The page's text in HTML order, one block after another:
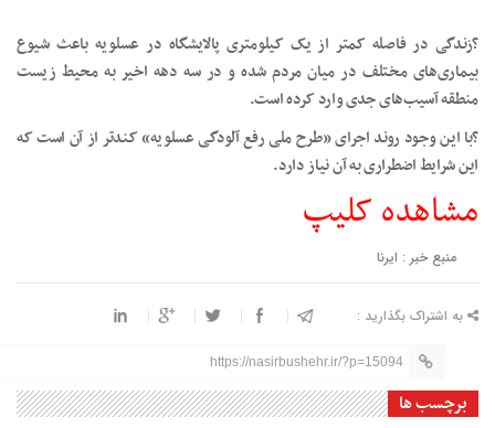
?زندگی در فاصله کمتر از یک کیلومتری پالایشگاه‌ در عسلویه باعث شیوع
بیماری‌های مختلف در میان مردم شده و در سه دهه اخیر به محیط زیست
منطقه آسیب‌های جدی وارد کرده است.
?با این وجود روند اجرای «طرح ملی رفع آلودگی عسلویه» کندتر از آن است که
این شرایط اضطراری به آن نیاز دارد.
مشاهده کلیپ
منبع خبر : ایرنا
به اشتراک بگذارید :
https://nasirbushehr.ir/?p=15094
برچسب ها